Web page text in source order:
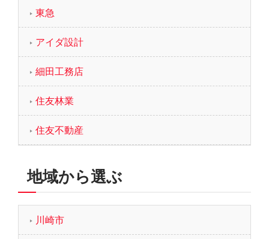
東急
アイダ設計
細田工務店
住友林業
住友不動産
地域から選ぶ
川崎市